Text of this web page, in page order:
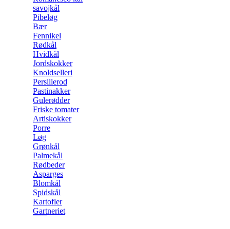
savojkål
Pibeløg
Bær
Fennikel
Rødkål
Hvidkål
Jordskokker
Knoldselleri
Persillerod
Pastinakker
Gulerødder
Friske tomater
Artiskokker
Porre
Løg
Grønkål
Palmekål
Rødbeder
Asparges
Blomkål
Spidskål
Kartofler
Gartneriet